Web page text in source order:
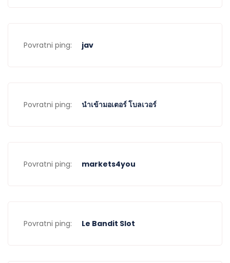
Povratni ping: jav
Povratni ping: นำเข้ามอเตอร์ โบลเวอร์
Povratni ping: markets4you
Povratni ping: Le Bandit Slot